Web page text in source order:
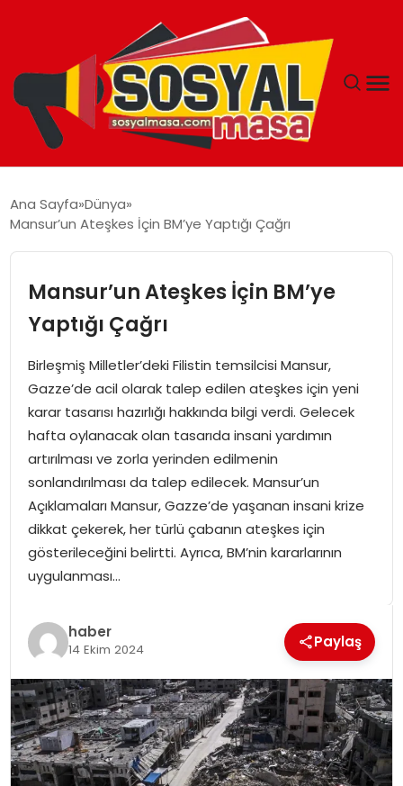
GÜNCEL
TEKNOLOJI
EĞITIM
MAGAZIN
Ana Sayfa Dünya
Mansur’un Ateşkes İçin BM’ye Yaptığı Çağrı
Mansur’un Ateşkes İçin BM’ye
Yaptığı Çağrı
Birleşmiş Milletler’deki Filistin temsilcisi Mansur,
Gazze’de acil olarak talep edilen ateşkes için yeni
karar tasarısı hazırlığı hakkında bilgi verdi. Gelecek
hafta oylanacak olan tasarıda insani yardımın
artırılması ve zorla yerinden edilmenin
sonlandırılması da talep edilecek. Mansur’un
Açıklamaları Mansur, Gazze’de yaşanan insani krize
dikkat çekerek, her türlü çabanın ateşkes için
gösterileceğini belirtti. Ayrıca, BM’nin kararlarının
uygulanması…
haber
14 Ekim 2024 Paylaş